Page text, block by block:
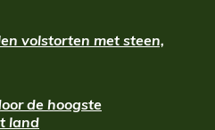
volstorten met steen,
de hoogste
land